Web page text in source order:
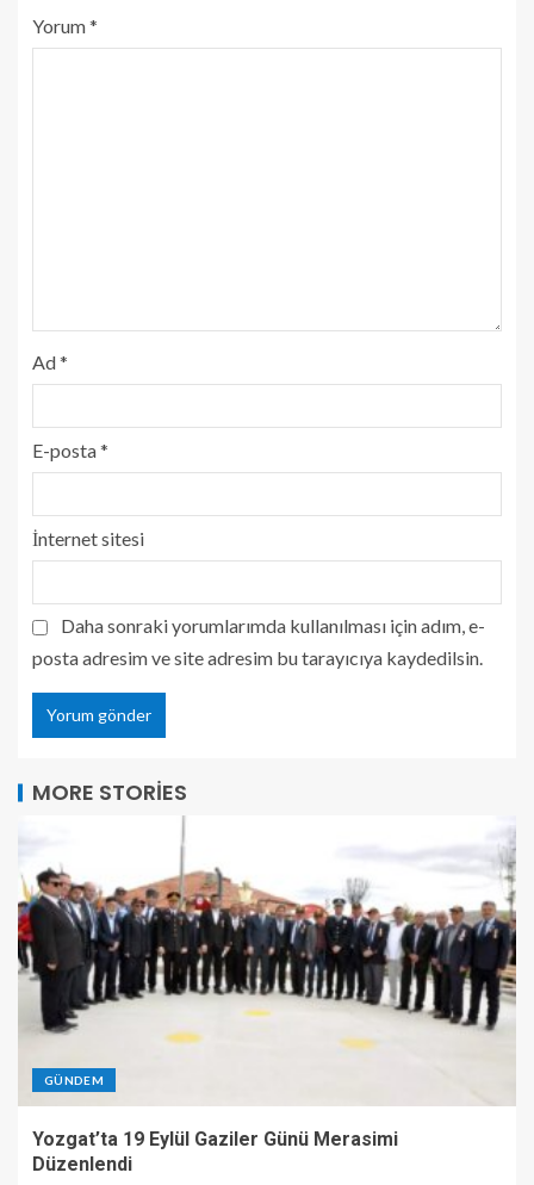
Yorum*
Ad*
E-posta*
İnternet sitesi
Daha sonraki yorumlarımda kullanılması için adım, e-
posta adresim ve site adresim bu tarayıcıya kaydedilsin.
MORE STORIES
GÜNDEM
Yozgat’ta 19 Eylül Gaziler Günü Merasimi
Düzenlendi